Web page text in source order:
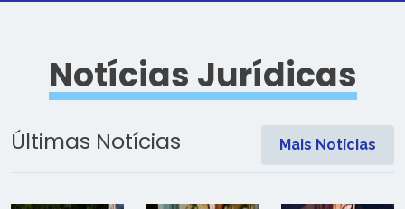
Notícias Jurídicas
Últimas Notícias Mais Notícias